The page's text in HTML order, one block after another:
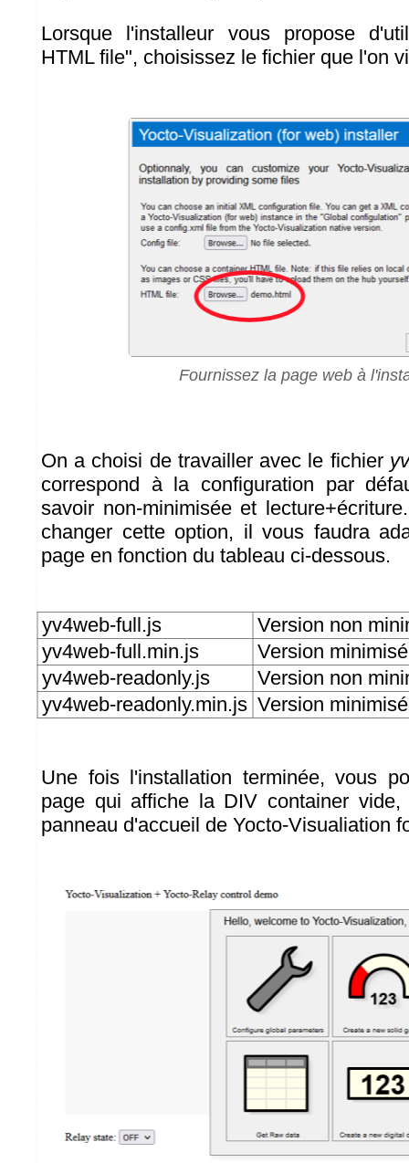
Lorsque l'installeur vous propose
HTML file", choisissez le fichier que l'on
Fournissez la page web à
On a choisi de travailler avec le fichier
correspond à la configuration par
savoir non-minimisée et
changer cette option, il vous faudra
page en fonction du tableau ci-dessous.
yv4web-full.js
Version non
yv4web-full.min.js
Version
yv4web-readonly.js
Version non
yv4web-readonly.min.js Version
Une fois l'installation terminée, vous
page qui affiche la DIV container
panneau d'accueil de Yocto-Visualiation